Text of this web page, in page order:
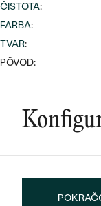
ČISTOTA:
FARBA:
TVAR:
PÔVOD: